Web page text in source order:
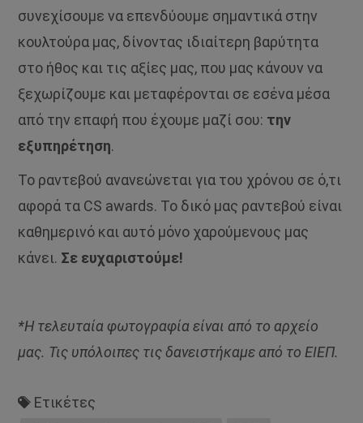
συνεχίσουμε να επενδύουμε σημαντικά στην
κουλτούρα μας, δίνοντας ιδιαίτερη βαρύτητα
στο ήθος και τις αξίες μας, που μας κάνουν να
ξεχωρίζουμε και μεταφέρονται σε εσένα μέσα
από την επαφή που έχουμε μαζί σου: την
εξυπηρέτηση.
Το ραντεβού ανανεώνεται για του χρόνου σε ό,τι
αφορά τα CS awards. Το δικό μας ραντεβού είναι
καθημερινό και αυτό μόνο χαρούμενους μας
κάνει. Σε ευχαριστούμε!
*Η τελευταία φωτογραφία είναι από το αρχείο
μας. Τις υπόλοιπες τις δανειστήκαμε από το ΕΙΕΠ.
Ετικέτες